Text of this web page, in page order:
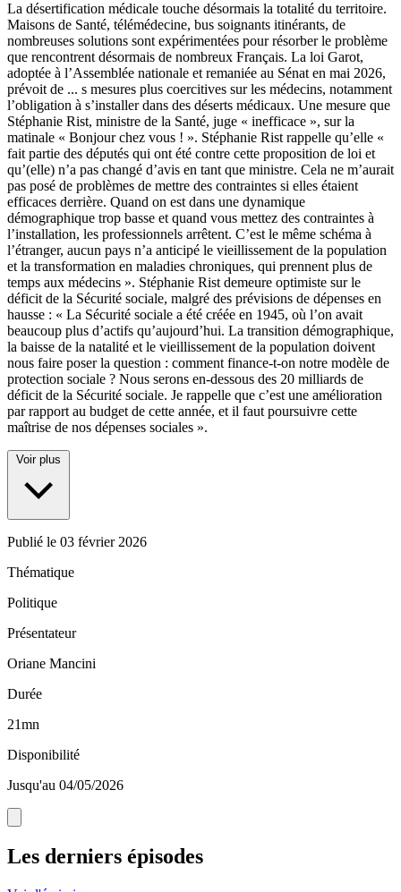
La désertification médicale touche désormais la totalité du territoire.
Maisons de Santé, télémédecine, bus soignants itinérants, de
nombreuses solutions sont expérimentées pour résorber le problème
que rencontrent désormais de nombreux Français. La loi Garot,
adoptée à l’Assemblée nationale et remaniée au Sénat en mai 2026,
prévoit de ... s mesures plus coercitives sur les médecins, notamment
l’obligation à s’installer dans des déserts médicaux. Une mesure que
Stéphanie Rist, ministre de la Santé, juge « inefficace », sur la
matinale « Bonjour chez vous ! ». Stéphanie Rist rappelle qu’elle «
fait partie des députés qui ont été contre cette proposition de loi et
qu’(elle) n’a pas changé d’avis en tant que ministre. Cela ne m’aurait
pas posé de problèmes de mettre des contraintes si elles étaient
efficaces derrière. Quand on est dans une dynamique
démographique trop basse et quand vous mettez des contraintes à
l’installation, les professionnels arrêtent. C’est le même schéma à
l’étranger, aucun pays n’a anticipé le vieillissement de la population
et la transformation en maladies chroniques, qui prennent plus de
temps aux médecins ». Stéphanie Rist demeure optimiste sur le
déficit de la Sécurité sociale, malgré des prévisions de dépenses en
hausse : « La Sécurité sociale a été créée en 1945, où l’on avait
beaucoup plus d’actifs qu’aujourd’hui. La transition démographique,
la baisse de la natalité et le vieillissement de la population doivent
nous faire poser la question : comment finance-t-on notre modèle de
protection sociale ? Nous serons en-dessous des 20 milliards de
déficit de la Sécurité sociale. Je rappelle que c’est une amélioration
par rapport au budget de cette année, et il faut poursuivre cette
maîtrise de nos dépenses sociales ».
Voir plus
Publié le 03 février 2026
Thématique
Politique
Présentateur
Oriane Mancini
Durée
21mn
Disponibilité
Jusqu'au 04/05/2026
Les derniers épisodes